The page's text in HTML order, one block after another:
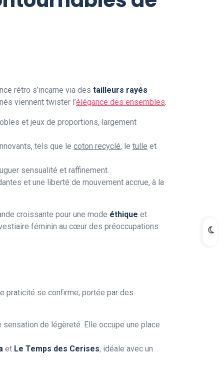
rétro s’incarne via des tailleurs rayés
viennent twister l’élégance des ensembles.
et jeux de proportions, largement
tels que le coton recyclé, le tulle et
sensualité et raffinement.
et une liberté de mouvement accrue, à la
croissante pour une mode éthique et
féminin au cœur des préoccupations
praticité se confirme, portée par des
de légèreté. Elle occupe une place
et Le Temps des Cerises, idéale avec un